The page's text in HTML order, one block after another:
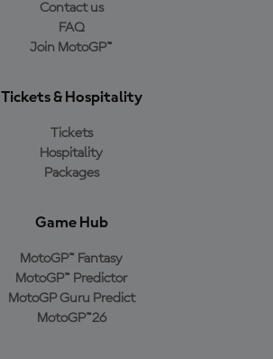
Contact us
FAQ
Join MotoGP™
Tickets & Hospitality
Tickets
Hospitality
Packages
Game Hub
MotoGP™ Fantasy
MotoGP™ Predictor
MotoGP Guru Predict
MotoGP™26